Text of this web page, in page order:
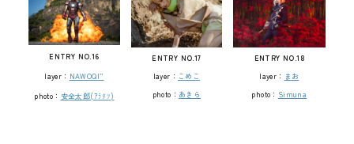
ENTRY NO.16
layer： NAWOQI”
photo： 安全太郎(ｱﾗﾀﾂ)
ENTRY NO.17
layer： こめこ
photo： あきら
ENTRY NO.18
layer： まお
photo： Simuna